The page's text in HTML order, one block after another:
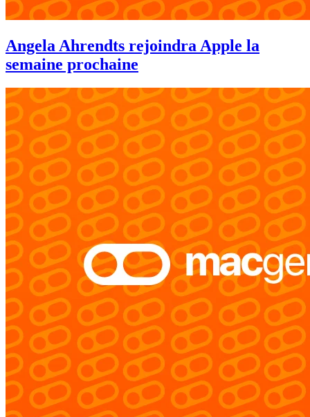
Angela Ahrendts rejoindra Apple la
semaine prochaine